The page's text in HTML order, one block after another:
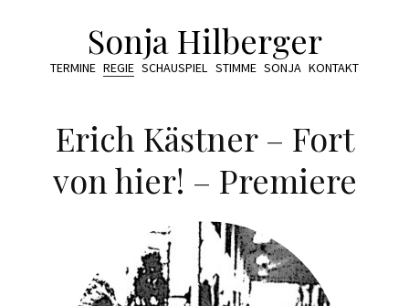
Sonja Hilberger
TERMINE REGIE SCHAUSPIEL STIMME SONJA KONTAKT
Erich Kästner – Fort
von hier! – Premiere